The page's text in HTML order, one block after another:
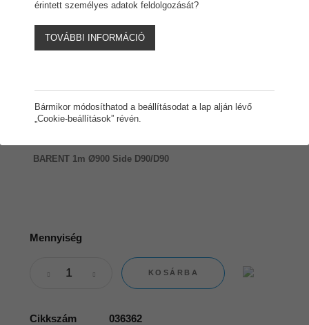
BARENT 1m Ø620 Side 2" BARENT 1m Ø750 Side 2"
BARENT 1m Ø750 Side D90/D90
BARENT 1m Ø900 Side D90/D90
Mennyiség
KOSÁRBA
Cikkszám
036362
érintett személyes adatok feldolgozását?
TOVÁBBI INFORMÁCIÓ
Bármikor módosíthatod a beállításodat a lap alján lévő
„Cookie-beállítások” révén.